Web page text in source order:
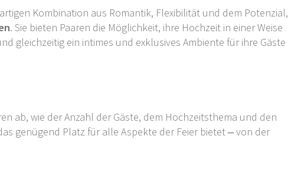
Kombination aus Romantik, Flexibilität und dem Potenzial,
. Sie bieten Paaren die Möglichkeit, ihre Hochzeit in einer Weise
gleichzeitig ein intimes und exklusives Ambiente für ihre Gäste
ab, wie der Anzahl der Gäste, dem Hochzeitsthema und den
genügend Platz für alle Aspekte der Feier bietet – von der